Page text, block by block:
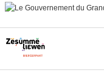
principal